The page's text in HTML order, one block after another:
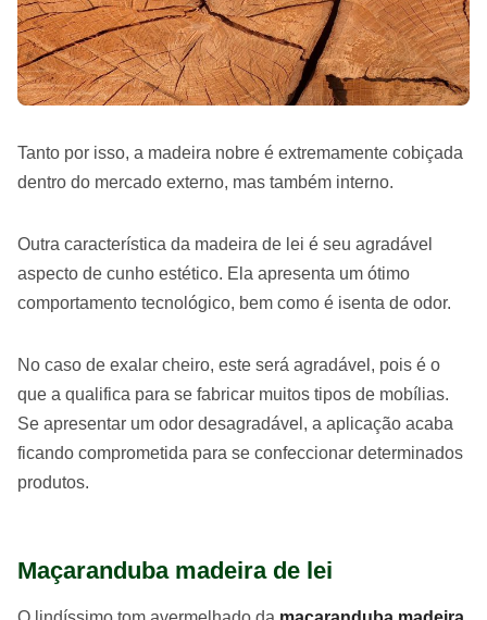
Tanto por isso, a madeira nobre é extremamente cobiçada
dentro do mercado externo, mas também interno.
Outra característica da madeira de lei é seu agradável
aspecto de cunho estético. Ela apresenta um ótimo
comportamento tecnológico, bem como é isenta de odor.
No caso de exalar cheiro, este será agradável, pois é o
que a qualifica para se fabricar muitos tipos de mobílias.
Se apresentar um odor desagradável, a aplicação acaba
ficando comprometida para se confeccionar determinados
produtos.
Maçaranduba madeira de lei